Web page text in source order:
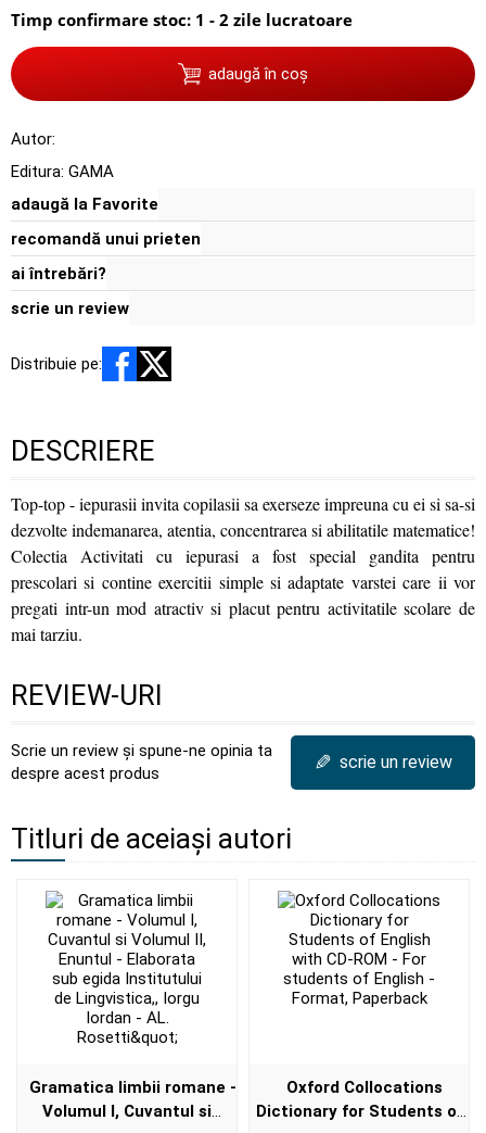
Timp confirmare stoc: 1 - 2 zile lucratoare
adaugă în coș
Autor:
Editura: GAMA
adaugă la Favorite
recomandă unui prieten
ai întrebări?
scrie un review
Distribuie pe:
DESCRIERE
Top-top - iepurasii invita copilasii sa exerseze impreuna cu ei si sa-si
dezvolte indemanarea, atentia, concentrarea si abilitatile matematice!
Colectia Activitati cu iepurasi a fost special gandita pentru
prescolari si contine exercitii simple si adaptate varstei care ii vor
pregati intr-un mod atractiv si placut pentru activitatile scolare de
mai tarziu.
REVIEW-URI
Scrie un review și spune-ne opinia ta
despre acest produs
✎ scrie un review
Titluri de aceiași autori
Gramatica limbii romane -
Volumul I, Cuvantul si
Oxford Collocations
Dictionary for Students of